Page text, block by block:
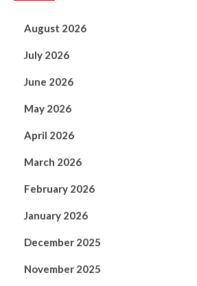
August 2026
July 2026
June 2026
May 2026
April 2026
March 2026
February 2026
January 2026
December 2025
November 2025